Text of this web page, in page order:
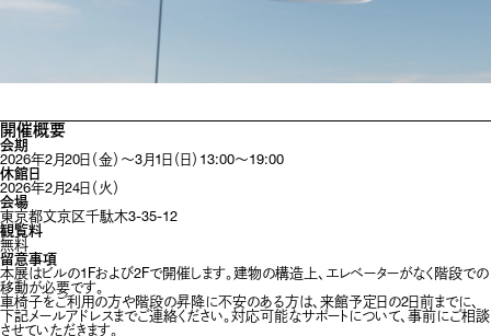
開催概要
会期
2026年2月20日（金）〜3月1日（日）13:00〜19:00
休館日
2026年2月24日（火）
会場
東京都文京区千駄木3-35-12
観覧料
無料
留意事項
本展はビルの1Fおよび2Fで開催します。建物の構造上、エレベーターがなく階段での
移動が必要です。
車椅子をご利用の方や階段の昇降に不安のある方は、来館予定日の2日前までに、
下記メールアドレスまでご連絡ください。対応可能なサポートについて、事前にご相談
させていただきます。